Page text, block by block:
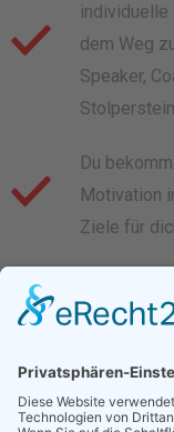
individuelle
dem Weg
Speaker,
Du
Motivation
Ziele für
Und sollte
verrate ich
profitieren
abhebt.